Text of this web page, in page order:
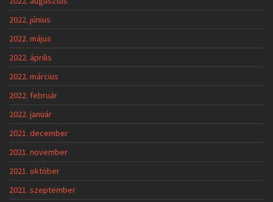
2022. június
2022. május
2022. április
2022. március
2022. február
2022. január
2021. december
2021. november
2021. október
2021. szeptember